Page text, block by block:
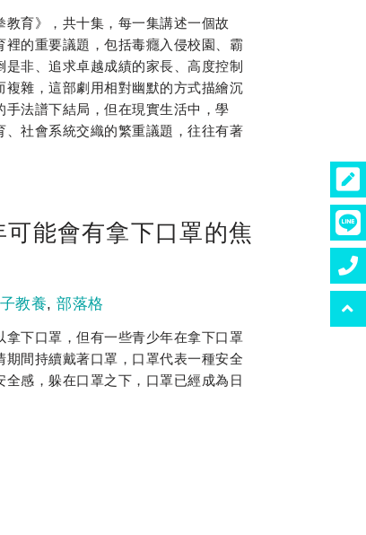
育》，共十集，每一集講述一個故
的重要議題，包括毒癮入侵校園、霸
非、追求卓越成績的家長、高度控制
雜，這部劇用相對幽默的方式描繪沉
法譜下結局，但在現實生活中，學
社會系統交織的繁重議題，往往有著
能會有拿下口罩的焦
教養,部落格
下口罩，但有一些青少年在拿下口罩
間持續戴著口罩，口罩代表一種安全
感，躲在口罩之下，口罩已經成為日